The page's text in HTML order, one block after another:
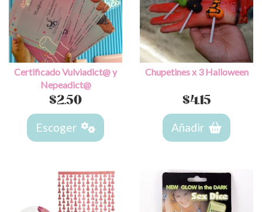
Certificado Vulviadict@ y
Nepeadict@
$2.50
Escoger
Chupetines x 3 Halloween
$4.15
Añadir